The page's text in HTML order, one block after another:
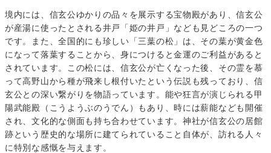
境内には、信玄公ゆかりの品々を展示する宝物殿があり、信玄公
が産湯に使ったとされる井戸「姫の井戸」なども見どころの一つ
です。また、全国的にも珍しい「三葉の松」は、その葉が黄金色
になって落葉することから、身につけると金運のご利益があると
されています。この松には、信玄公が亡くなった後、その霊を慕
って高野山から種が飛来し根付いたという伝説も残っており、信
玄公との深い繋がりを物語っています。能や狂言が演じられる甲
陽武能殿（こうようぶのうでん）もあり、時には薪能なども開催
され、文化的な側面も持ち合わせています。神社が信玄公の居館
跡という歴史的な場所に建てられていること自体が、訪れる人々
に特別な感慨を与えます。